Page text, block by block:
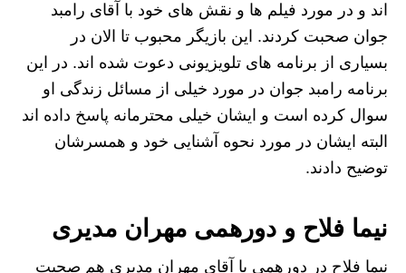
اند و در مورد فیلم ها و نقش های خود با آقای رامبد
جوان صحبت کردند. این بازیگر محبوب تا الان در
بسیاری از برنامه های تلویزیونی دعوت شده اند. در این
برنامه رامبد جوان در مورد خیلی از مسائل زندگی او
سوال کرده است و ایشان خیلی محترمانه پاسخ داده اند
البته ایشان در مورد نحوه آشنایی خود و همسرشان
توضیح دادند.
نیما فلاح و دورهمی مهران مدیری
نیما فلاح در دورهمی با آقای مهران مدیری هم صحبت